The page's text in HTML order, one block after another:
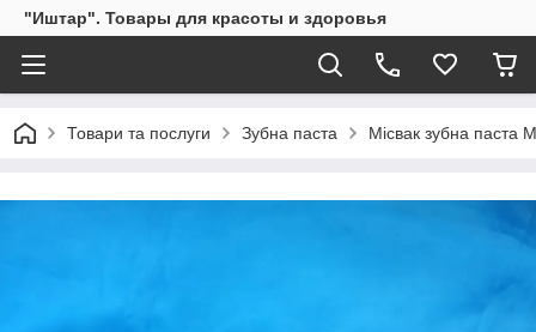
"Иштар". Товары для красоты и здоровья
Товари та послуги Зубна паста Місвак зубна паста